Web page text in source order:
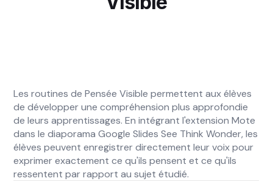
Les routines de Pensée Visible permettent aux élèves
de développer une compréhension plus approfondie
de leurs apprentissages. En intégrant l'extension Mote
dans le diaporama Google Slides See Think Wonder, les
élèves peuvent enregistrer directement leur voix pour
exprimer exactement ce qu'ils pensent et ce qu'ils
ressentent par rapport au sujet étudié.